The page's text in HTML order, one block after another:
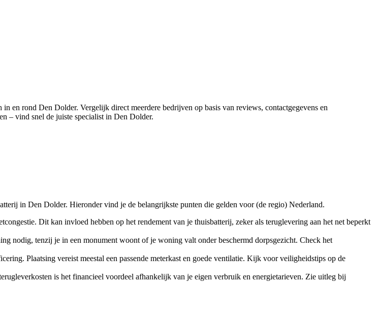
in en rond Den Dolder. Vergelijk direct meerdere bedrijven op basis van reviews, contactgegevens en
– vind snel de juiste specialist in Den Dolder.
in Den Dolder. Hieronder vind je de belangrijkste punten die gelden voor (de regio) Nederland.
Dit kan invloed hebben op het rendement van je thuisbatterij, zeker als teruglevering aan het net beperkt
nodig, tenzij je in een monument woont of je woning valt onder beschermd dorpsgezicht. Check het
Plaatsing vereist meestal een passende meterkast en goede ventilatie. Kijk voor veiligheidstips op de
is het financieel voordeel afhankelijk van je eigen verbruik en energietarieven. Zie uitleg bij